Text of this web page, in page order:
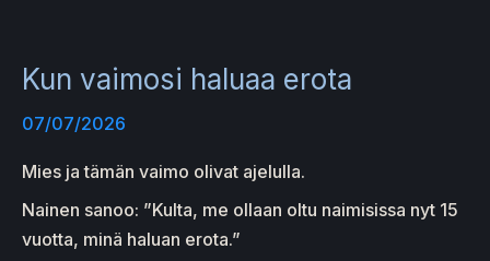
Kun vaimosi haluaa erota
07/07/2026
Mies ja tämän vaimo olivat ajelulla.
Nainen sanoo: ”Kulta, me ollaan oltu naimisissa nyt 15
vuotta, minä haluan erota.”